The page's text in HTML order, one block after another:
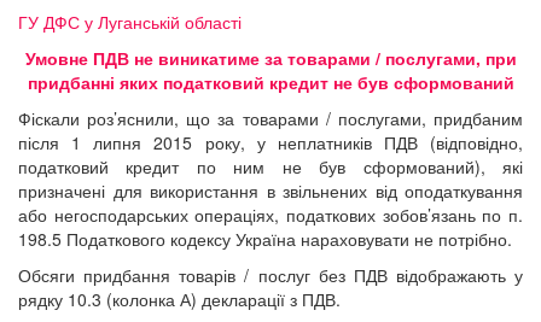
ГУ ДФС у Луганській області
Умовне ПДВ не виникатиме за товарами / послугами, при
придбанні яких податковий кредит не був сформований
Фіскали роз’яснили, що за товарами / послугами, придбаним
після 1 липня 2015 року, у неплатників ПДВ (відповідно,
податковий кредит по ним не був сформований), які
призначені для використання в звільнених від оподаткування
або негосподарських операціях, податкових зобов’язань по п.
198.5 Податкового кодексу Україна нараховувати не потрібно.
Обсяги придбання товарів / послуг без ПДВ відображають у
рядку 10.3 (колонка А) декларації з ПДВ.